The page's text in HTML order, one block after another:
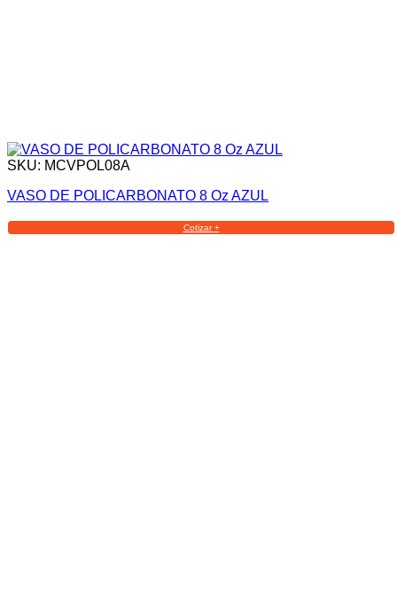
SKU: MCVPOL08A
VASO DE POLICARBONATO 8 Oz AZUL
Cotizar +